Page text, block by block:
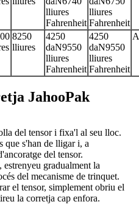
lliures
Fahrenheit
lliures
Fahrenheit
8250
lliures
4250
daN9550
lliures
Fahrenheit
4250
daN9550
lliures
Fahrenheit
JahooPak
del tensor i fixa'l al seu lloc.
que s'han de lligar i, a
del tensor.
gradualment la
del mecanisme de trinquet.
el tensor, simplement obriu el
la corretja cap enfora.